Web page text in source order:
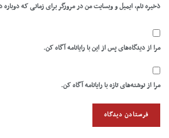
ذخیره نام، ایمیل و وبسایت من در مرورگر برای زمانی که
مرا از دیدگاه‌های پس از این با رایانامه آگاه کن.
مرا از نوشته‌های تازه با رایانامه آگاه کن.